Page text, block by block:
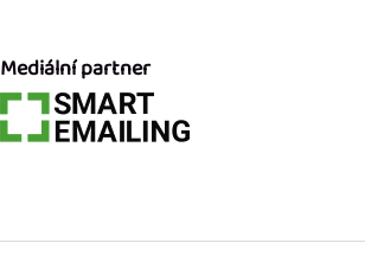
Mediální partner